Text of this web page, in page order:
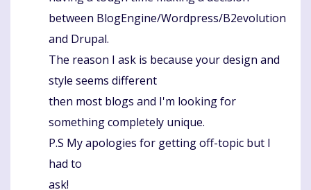
between BlogEngine/Wordpress/B2evolution
and Drupal.
The reason I ask is because your design and
style seems different
then most blogs and I'm looking for
something completely unique.
P.S My apologies for getting off-topic but I
had to
ask!